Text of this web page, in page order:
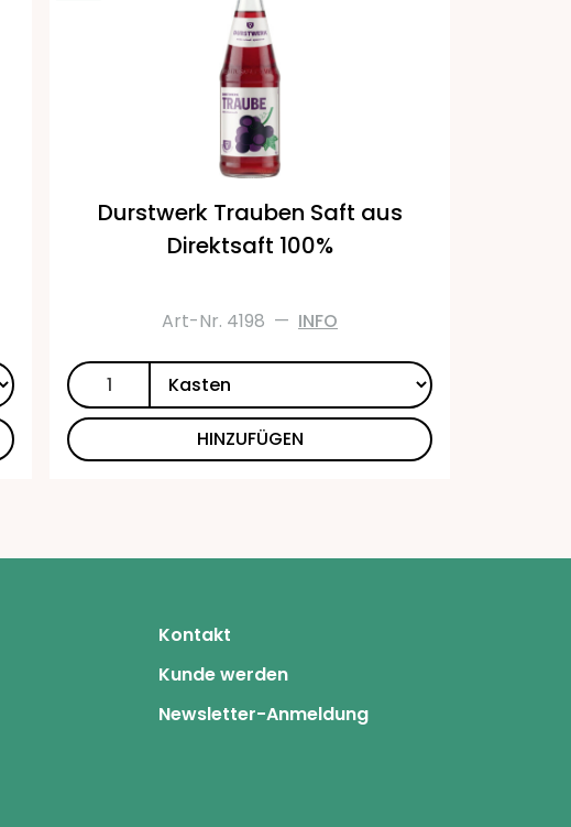
Durstwerk Trauben Saft aus
Direktsaft 100%
Art-Nr. 4198 — INFO
HINZUFÜGEN
Kontakt
Kunde werden
Newsletter-Anmeldung